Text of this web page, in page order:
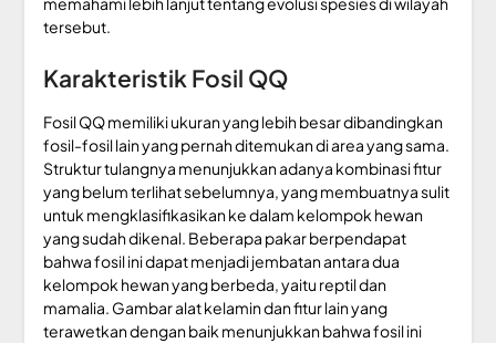
tersebut.
Karakteristik Fosil QQ
Fosil QQ memiliki ukuran yang lebih besar dibandingkan
fosil-fosil lain yang pernah ditemukan di area yang sama.
Struktur tulangnya menunjukkan adanya kombinasi fitur
yang belum terlihat sebelumnya, yang membuatnya sulit
untuk mengklasifikasikan ke dalam kelompok hewan
yang sudah dikenal. Beberapa pakar berpendapat
bahwa fosil ini dapat menjadi jembatan antara dua
kelompok hewan yang berbeda, yaitu reptil dan
mamalia. Gambar alat kelamin dan fitur lain yang
terawetkan dengan baik menunjukkan bahwa fosil ini